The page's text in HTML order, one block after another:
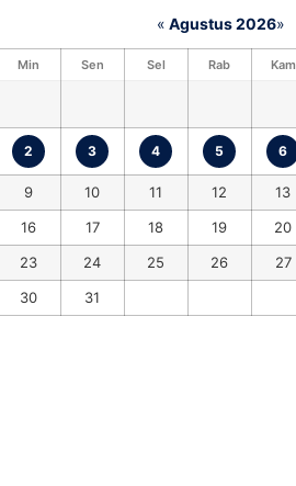
« Agustus 2026»
Min Sen Sel Rab Kam
2 3 4 5 6
9 10 11 12 13
16
17 18 19 20
23
24 25 26 27
30
31